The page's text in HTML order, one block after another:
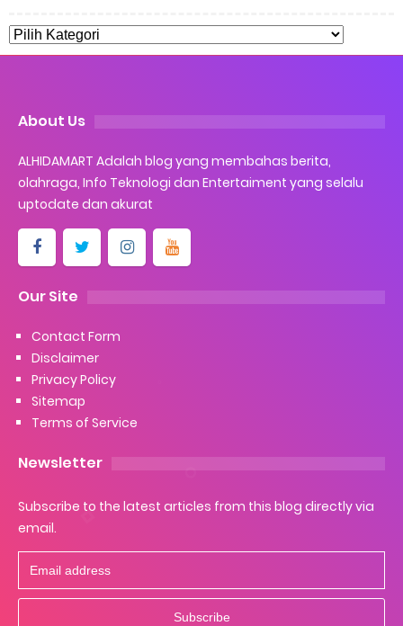
About Us
ALHIDAMART Adalah blog yang membahas berita,
olahraga, Info Teknologi dan Entertaiment yang selalu
uptodate dan akurat
Our Site
Contact Form
Disclaimer
Privacy Policy
Sitemap
Terms of Service
Newsletter
Subscribe to the latest articles from this blog directly via
email.